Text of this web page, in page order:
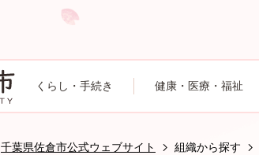
くらし・手続き 健康・医療・福祉
千葉県佐倉市公式ウェブサイト 組織から探す